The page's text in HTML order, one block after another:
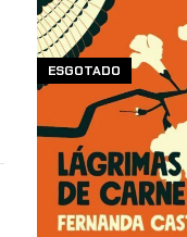
ESGOTADO